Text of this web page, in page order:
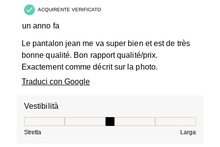
ACQUIRENTE VERIFICATO
un anno fa
Le pantalon jean me va super bien et est de très
bonne qualité. Bon rapport qualité/prix.
Exactement comme décrit sur la photo.
Traduci con Google
Vestibilità
Stretta Larga